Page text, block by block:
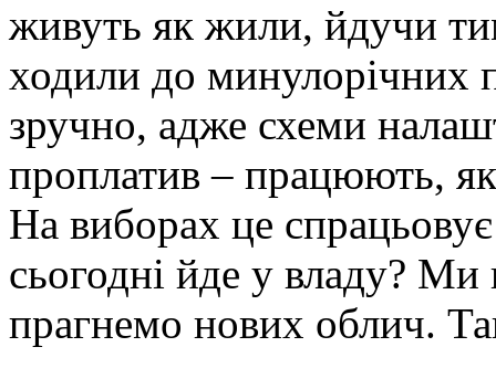
живуть як жили, йдучи
ходили до минулорічних
зручно, адже схеми
проплатив – працюють,
На виборах це
сьогодні йде у владу?
прагнемо нових облич.